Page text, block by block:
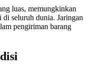
luas, memungkinkan
seluruh dunia. Jaringan
pengiriman barang